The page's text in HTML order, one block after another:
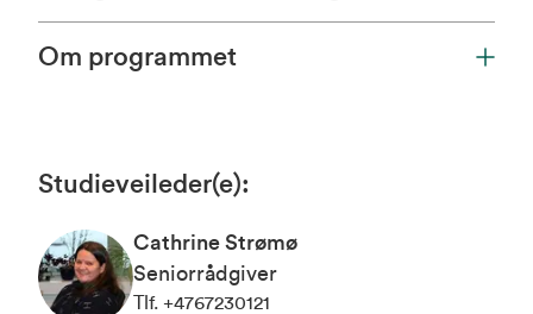
Om programmet
Studieveileder(e):
Cathrine Strømø
Seniorrådgiver
Tlf. +4767230121